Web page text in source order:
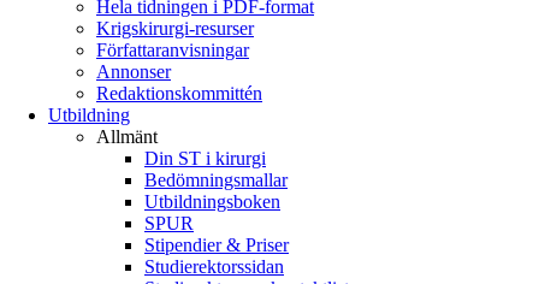
Hela tidningen i PDF-format
Krigskirurgi-resurser
Författaranvisningar
Annonser
Redaktionskommittén
Utbildning
Allmänt
Din ST i kirurgi
Bedömningsmallar
Utbildningsboken
SPUR
Stipendier & Priser
Studierektorssidan